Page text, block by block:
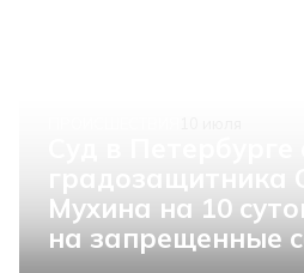
Мухина на 10
на запрещенные